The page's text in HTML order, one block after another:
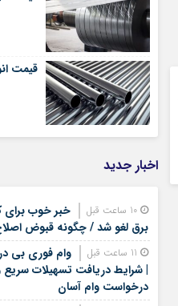
قیمت
اخبار جدید
10 ساعت قبل
برق لغو شد / چگونه قبوض
وام فوری بی
| شرایط دریافت تسهیلات
درخواست وام آسان